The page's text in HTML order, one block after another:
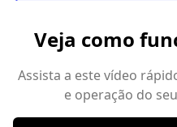
Veja como
Assista a este vídeo
e operação do